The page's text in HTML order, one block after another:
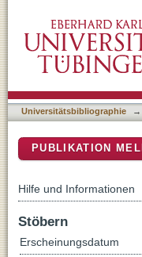
Universitätsbibliographie →
PUBLIKATION
Hilfe und Informationen
Stöbern
Erscheinungsdatum